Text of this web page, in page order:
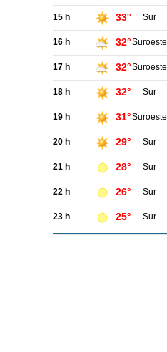
15 h 33° Sur
16 h 32°Suroeste
17 h 32°Suroeste
18 h 32° Sur
19 h 31°Suroeste
20 h 29° Sur
21 h 28° Sur
22 h 26° Sur
23 h 25° Sur